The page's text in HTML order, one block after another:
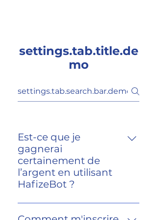
settings.tab.title.de
mo
Est-ce que je
gagnerai
certainement de
l’argent en utilisant
HafizeBot ?
Bien qu'il soit impossible pour
quiconque de garantir des